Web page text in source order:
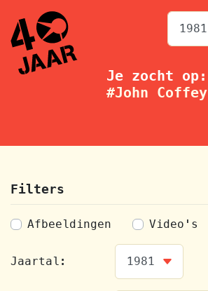
Je zocht op:
#John Coffey
Filters
Afbeeldingen Video's
Jaartal: